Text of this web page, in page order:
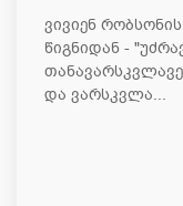
ვივიენ რობსონის
წიგნიდან -
და ვარსკვლა...